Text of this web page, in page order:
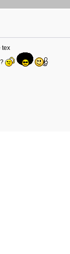
tex